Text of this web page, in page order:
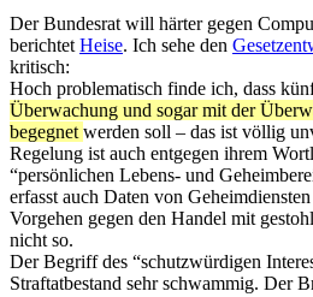
Der Bundesrat will härter gegen
berichtet Heise. Ich sehe den
kritisch:
Hoch problematisch finde ich, dass
Überwachung und sogar mit der
begegnet werden soll – das ist völlig
Regelung ist auch entgegen ihrem
“persönlichen Lebens- und
erfasst auch Daten von
Vorgehen gegen den Handel mit
nicht so.
Der Begriff des “schutzwürdigen
Straftatbestand sehr schwammig. Der